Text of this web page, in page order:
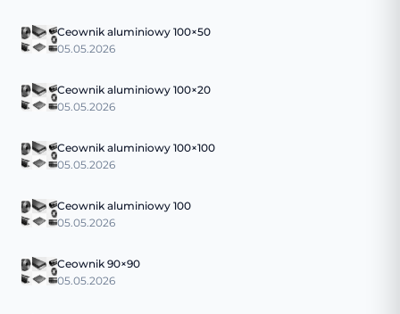
Ceownik aluminiowy 100×50
05.05.2026
Ceownik aluminiowy 100×20
05.05.2026
Ceownik aluminiowy 100×100
05.05.2026
Ceownik aluminiowy 100
05.05.2026
Ceownik 90×90
05.05.2026